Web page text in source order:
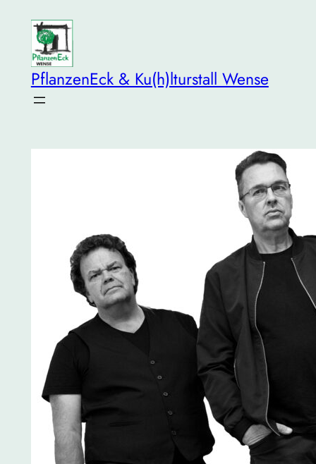
springen
PflanzenEck & Ku(h)lturstall Wense